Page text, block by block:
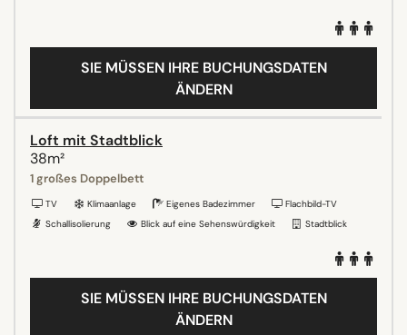
SIE MÜSSEN IHRE BUCHUNGSDATEN
ÄNDERN
Loft mit Stadtblick
38m²
1 großes Doppelbett
TV Klimaanlage Eigenes Badezimmer
Flachbild-TV
Schallisolierung
Blick auf eine Sehenswürdigkeit Stadtblick
SIE MÜSSEN IHRE BUCHUNGSDATEN
ÄNDERN